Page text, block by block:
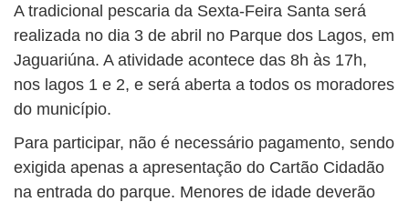
A tradicional pescaria da Sexta-Feira Santa será
realizada no dia 3 de abril no Parque dos Lagos, em
Jaguariúna. A atividade acontece das 8h às 17h,
nos lagos 1 e 2, e será aberta a todos os moradores
do município.
Para participar, não é necessário pagamento, sendo
exigida apenas a apresentação do Cartão Cidadão
na entrada do parque. Menores de idade deverão